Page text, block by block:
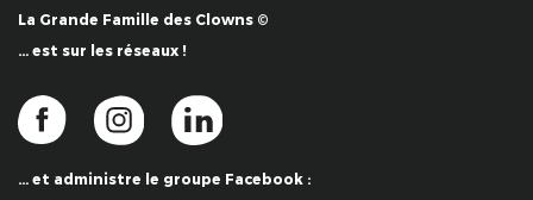
La Grande Famille des Clowns ©
… est sur les réseaux !
… et administre le groupe Facebook :